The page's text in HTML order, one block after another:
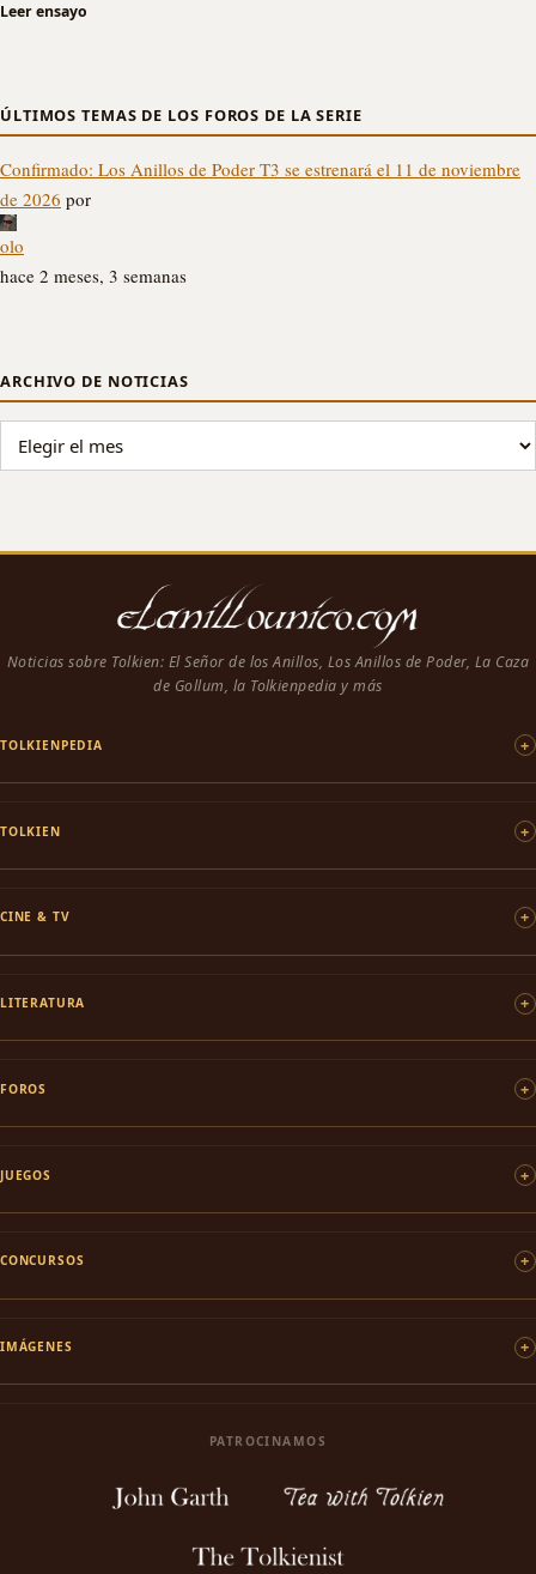
Leer ensayo
ÚLTIMOS TEMAS DE LOS FOROS DE LA SERIE
Confirmado: Los Anillos de Poder T3 se estrenará el 11 de noviembre
de 2026 por
olo
hace 2 meses, 3 semanas
ARCHIVO DE NOTICIAS
ARCHIVO DE NOTICIAS
Noticias sobre Tolkien: El Señor de los Anillos, Los Anillos de Poder, La Caza
de Gollum, la Tolkienpedia y más
TOLKIENPEDIA
TOLKIEN
CINE & TV
LITERATURA
FOROS
JUEGOS
CONCURSOS
IMÁGENES
PATROCINAMOS